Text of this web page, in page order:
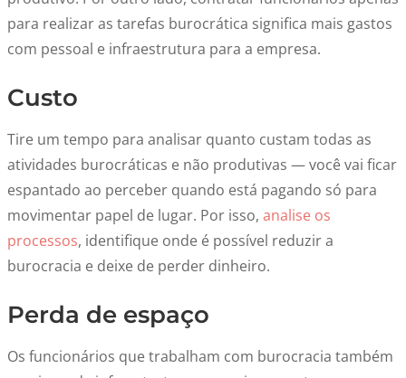
para realizar as tarefas burocrática significa mais gastos
com pessoal e infraestrutura para a empresa.
Custo
Tire um tempo para analisar quanto custam todas as
atividades burocráticas e não produtivas — você vai ficar
espantado ao perceber quando está pagando só para
movimentar papel de lugar. Por isso, analise os
processos, identifique onde é possível reduzir a
burocracia e deixe de perder dinheiro.
Perda de espaço
Os funcionários que trabalham com burocracia também